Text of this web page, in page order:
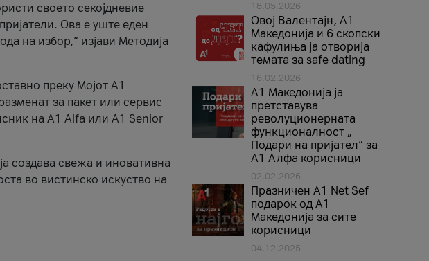
своето секојдневие
Ова е уште еден
на избор,“ изјави Методија
преку Мојот А1
за пакет или сервис
на А1 Alfa или A1 Senior
создава свежа и иновативна
во вистинско искуство на
18.05.2026
Овој Валентајн, A1
Македонија и 6 скопски
кафулиња ја отворија
темата за safe dating
16.02.2026
А1 Македонија ја
претставува
револуционерната
функционалност „
Подари на пријател“ за
А1 Алфа корисници
02.02.2026
Празничен A1 Net Sеf
подарок од А1
Македонија за сите
корисници
04.12.2025